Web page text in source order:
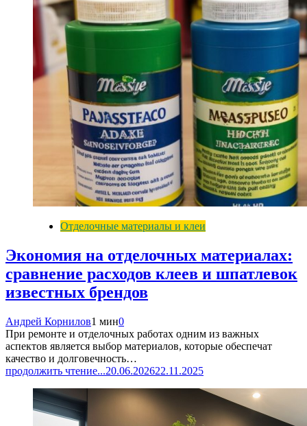
Отделочные материалы и клеи
Экономия на отделочных материалах:
сравнение расходов клеев и шпатлевок
известных брендов
Андрей Корнилов1 мин0
При ремонте и отделочных работах одним из важных
аспектов является выбор материалов, которые обеспечат
качество и долговечность…
продолжить чтение...20.06.202622.11.2025